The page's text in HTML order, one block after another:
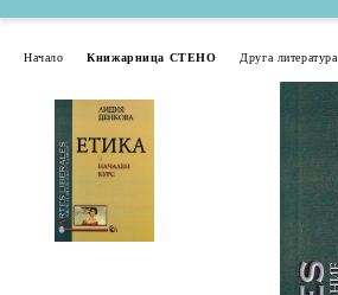
Начало Книжарница СТЕНО Друга литература